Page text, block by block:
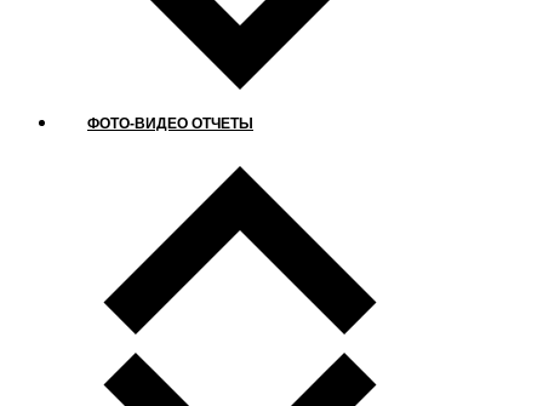
ФОТО-ВИДЕО ОТЧЕТЫ